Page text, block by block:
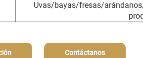
Uvas/bayas/fresas/
Contáctanos